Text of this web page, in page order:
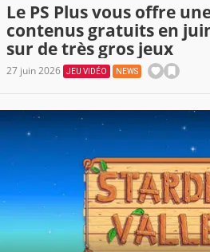
Le PS Plus vous offre
contenus gratuits en
sur de très gros jeux
27 juin 2026 JEU VIDÉO NEWS